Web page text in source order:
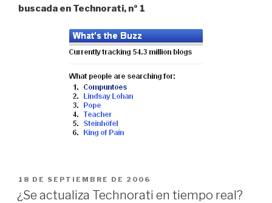
buscada en Technorati, nº 1
PUBLICADO
EL
18 DE SEPTIEMBRE DE 2006
¿Se actualiza Technorati en tiempo real?